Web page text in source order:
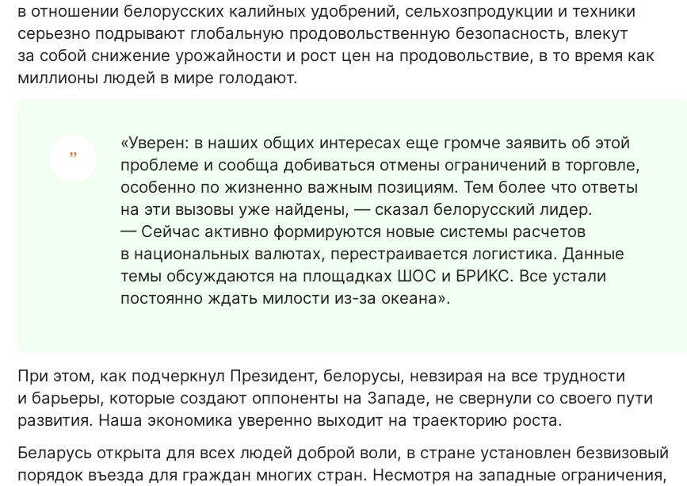
в отношении белорусских калийных удобрений, сельхозпродукции и техники
серьезно подрывают глобальную продовольственную безопасность, влекут
за собой снижение урожайности и рост цен на продовольствие, в то время как
миллионы людей в мире голодают.
«Уверен: в наших общих интересах еще громче заявить об этой
проблеме и сообща добиваться отмены ограничений в торговле,
особенно по жизненно важным позициям. Тем более что ответы
на эти вызовы уже найдены, — сказал белорусский лидер.
— Сейчас активно формируются новые системы расчетов
в национальных валютах, перестраивается логистика. Данные
темы обсуждаются на площадках ШОС и БРИКС. Все устали
постоянно ждать милости из-за океана».
При этом, как подчеркнул Президент, белорусы, невзирая на все трудности
и барьеры, которые создают оппоненты на Западе, не свернули со своего пути
развития. Наша экономика уверенно выходит на траекторию роста.
Беларусь открыта для всех людей доброй воли, в стране установлен безвизовый
порядок въезда для граждан многих стран. Несмотря на западные ограничения,
АВТО 15-01-2026 16:42:00
Автоломбард – Особенности.
Преимущества. Выгода
ТЕХНОЛОГИИ 15-01-2026 16:42:00
Обзор IP-АТС Panasonic KX-
NSX2000
НОВОСТИ 15-01-2026 16:42:00
На фронт в неполные 18 лет
АВТО 15-01-2026 16:42:00
Автоломбард – Особенности.
Преимущества. Выгода
ТЕХНОЛОГИИ
Обзор IP-АТС Panasonic KX-
NSX2000
НОВОСТИ 15-01-2026 16:42:00
На фронт в неполные 18 лет